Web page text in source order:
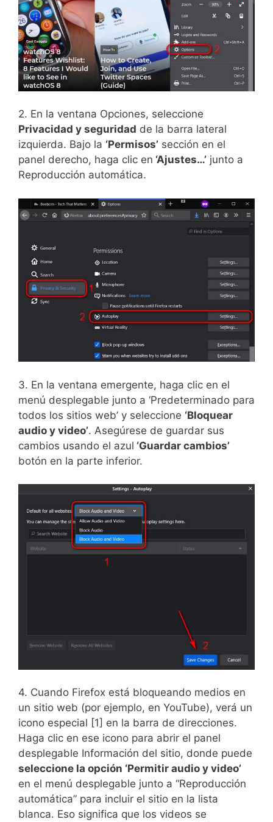
2. En la ventana Opciones, seleccione
Privacidad y seguridad de la barra lateral
izquierda. Bajo la ‘Permisos’ sección en el
panel derecho, haga clic en ‘Ajustes…’ junto a
Reproducción automática.
3. En la ventana emergente, haga clic en el
menú desplegable junto a ‘Predeterminado para
todos los sitios web’ y seleccione ‘Bloquear
audio y video’. Asegúrese de guardar sus
cambios usando el azul ‘Guardar cambios’
botón en la parte inferior.
4. Cuando Firefox está bloqueando medios en
un sitio web (por ejemplo, en YouTube), verá un
icono especial [1] en la barra de direcciones.
Haga clic en ese icono para abrir el panel
desplegable Información del sitio, donde puede
seleccione la opción ‘Permitir audio y video’
en el menú desplegable junto a “Reproducción
automática” para incluir el sitio en la lista
blanca. Eso significa que los videos se